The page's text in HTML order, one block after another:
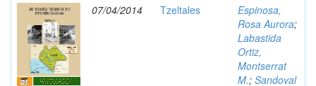
07/04/2014
Tzeltales
Espinosa,
Rosa Aurora;
Labastida
Ortiz,
Montserrat
M.; Sandoval